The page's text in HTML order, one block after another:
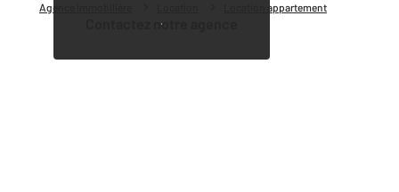
Agence immobilière Location appartement
Contactez notre agence